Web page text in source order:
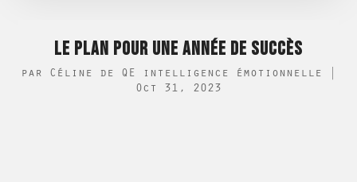
LE PLAN POUR UNE ANNÉE DE SUCCÈS
par Céline de QE intelligence émotionnelle
Oct 31, 2023